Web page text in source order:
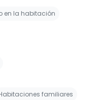
en la habitación
familiares